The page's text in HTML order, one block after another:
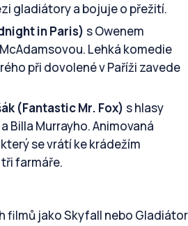
gladiátory a bojuje o přežití.
in Paris) s Owenem
Lehká komedie
při dovolené v Paříži zavede
(Fantastic Mr. Fox) s hlasy
Billa Murrayho. Animovaná
se vrátí ke krádežím
farmáře.
filmů jako Skyfall nebo Gladiátor